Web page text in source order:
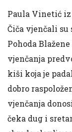
Paula Vinetić
Čiča vjenčali su
Pohoda
vjenčanja
kiši koja je
dobro
vjenčanja
čeka dug i